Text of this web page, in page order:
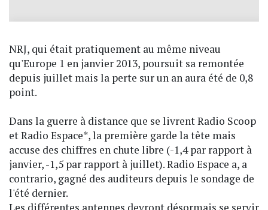
NRJ, qui était pratiquement au même niveau
qu'Europe 1 en janvier 2013, poursuit sa remontée
depuis juillet mais la perte sur un an aura été de 0,8
point.
Dans la guerre à distance que se livrent Radio Scoop
et Radio Espace*, la première garde la tête mais
accuse des chiffres en chute libre (-1,4 par rapport à
janvier, -1,5 par rapport à juillet). Radio Espace a, a
contrario, gagné des auditeurs depuis le sondage de
l'été dernier.
Les différentes antennes devront désormais se servir